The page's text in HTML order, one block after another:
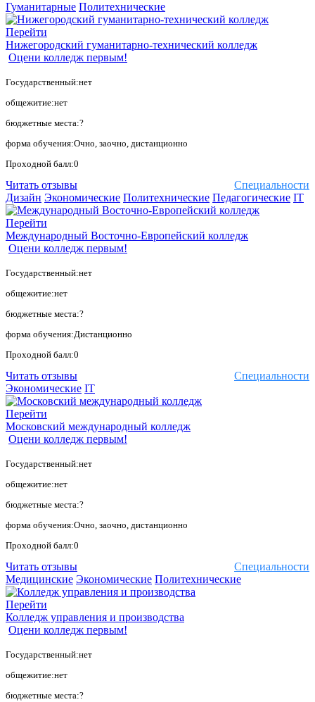
Гуманитарные Политехнические
Перейти
Нижегородский гуманитарно-технический колледж
Оцени колледж первым!
Государственный:нет
общежитие:нет
бюджетные места:?
форма обучения:Очно, заочно, дистанционно
Проходной балл:0
Специальности
Читать отзывы
Дизайн Экономические Политехнические Педагогические IT
Перейти
Международный Восточно-Европейский колледж
Оцени колледж первым!
Государственный:нет
общежитие:нет
бюджетные места:?
форма обучения:Дистанционно
Проходной балл:0
Специальности
Читать отзывы
Экономические IT
Перейти
Московский международный колледж
Оцени колледж первым!
Государственный:нет
общежитие:нет
бюджетные места:?
форма обучения:Очно, заочно, дистанционно
Проходной балл:0
Специальности
Читать отзывы
Медицинские Экономические Политехнические
Перейти
Колледж управления и производства
Оцени колледж первым!
Государственный:нет
общежитие:нет
бюджетные места:?